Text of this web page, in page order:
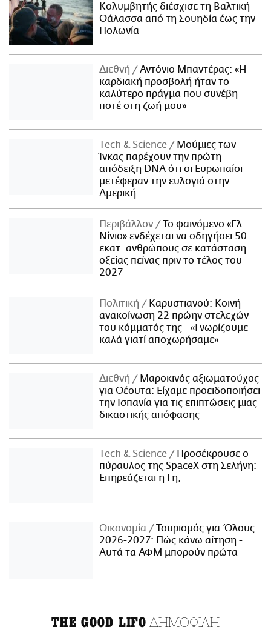
Κολυμβητής διέσχισε τη Βαλτική
Θάλασσα από τη Σουηδία έως την
Πολωνία
Διεθνή
Αντόνιο Μπαντέρας: «Η
καρδιακή προσβολή ήταν το
καλύτερο πράγμα που συνέβη
ποτέ στη ζωή μου»
Τech & Science
Μούμιες των
Ίνκας παρέχουν την πρώτη
απόδειξη DNA ότι οι Ευρωπαίοι
μετέφεραν την ευλογιά στην
Αμερική
Περιβάλλον
Το φαινόμενο «Ελ
Νίνιο» ενδέχεται να οδηγήσει 50
εκατ. ανθρώπους σε κατάσταση
οξείας πείνας πριν το τέλος του
2027
Πολιτική
Καρυστιανού: Κοινή
ανακοίνωση 22 πρώην στελεχών
του κόμματός της - «Γνωρίζουμε
καλά γιατί αποχωρήσαμε»
Διεθνή
Μαροκινός αξιωματούχος
για Θέουτα: Είχαμε προειδοποιήσει
την Ισπανία για τις επιπτώσεις μιας
δικαστικής απόφασης
Τech & Science
Προσέκρουσε ο
πύραυλος της SpaceX στη Σελήνη:
Επηρεάζεται η Γη;
Οικονομία
Τουρισμός για Όλους
2026-2027: Πώς κάνω αίτηση -
Αυτά τα ΑΦΜ μπορούν πρώτα
THE GOOD LIFO ΔΗΜΟΦΙΛΗ